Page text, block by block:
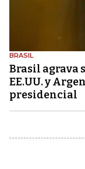
BRASIL
Brasil agrava
EE.UU. y
presidencial